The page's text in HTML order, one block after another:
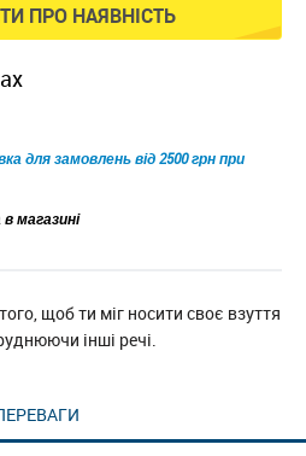
ПРО НАЯВНІСТЬ
для замовлень від 2500 грн при
магазині
щоб ти міг носити своє взуття
інші речі.